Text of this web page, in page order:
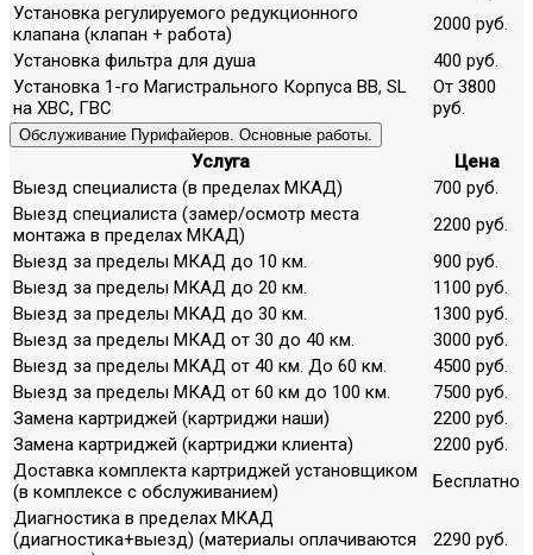
Установка регулируемого редукционного
клапана (клапан + работа)
2000 руб.
Установка фильтра для душа
400 руб.
Установка 1-го Магистрального Корпуса ВВ, SL
на ХВС, ГВС
От 3800
руб.
Обслуживание Пурифайеров. Основные работы.
Услуга
Цена
Выезд специалиста (в пределах МКАД)
700 руб.
Выезд специалиста (замер/осмотр места
монтажа в пределах МКАД)
2200 руб.
Выезд за пределы МКАД до 10 км.
900 руб.
Выезд за пределы МКАД до 20 км.
1100 руб.
Выезд за пределы МКАД до 30 км.
1300 руб.
Выезд за пределы МКАД от 30 до 40 км.
3000 руб.
Выезд за пределы МКАД от 40 км. До 60 км.
4500 руб.
Выезд за пределы МКАД от 60 км до 100 км.
7500 руб.
Замена картриджей (картриджи наши)
2200 руб.
Замена картриджей (картриджи клиента)
2200 руб.
Доставка комплекта картриджей установщиком
(в комплексе с обслуживанием)
Бесплатно
Диагностика в пределах МКАД
(диагностика+выезд) (материалы оплачиваются
2290 руб.